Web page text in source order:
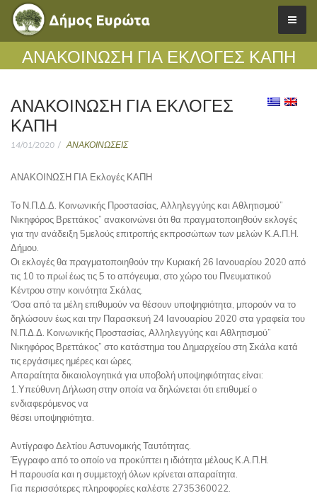
ΑΝΑΚΟΙΝΩΣΗ ΓΙΑ ΕΚΛΟΓΈΣ ΚΑΠΗ
ΑΝΑΚΟΙΝΩΣΗ ΓΙΑ ΕΚΛΟΓΈΣ
ΚΑΠΗ
14/01/2020 ΑΝΑΚΟΙΝΩΣΕΙΣ
ΑΝΑΚΟΙΝΩΣΗ ΓΙΑ Εκλογές ΚΑΠΗ
Το Ν.Π.Δ.Δ. Κοινωνικής Προστασίας, Αλληλεγγύης και Αθλητισμού”
Νικηφόρος Βρεττάκος” ανακοινώνει ότι θα πραγματοποιηθούν εκλογές
για την ανάδειξη 5μελούς επιτροπής εκπροσώπων των μελών Κ.Α.Π.Η.
Δήμου.
Οι εκλογές θα πραγματοποιηθούν την Κυριακή 26 Ιανουαρίου 2020 από
τις 10 το πρωί έως τις 5 το απόγευμα, στο χώρο του Πνευματικού
Κέντρου στην κοινότητα Σκάλας.
‘Όσα από τα μέλη επιθυμούν να θέσουν υποψηφιότητα, μπορούν να το
δηλώσουν έως και την Παρασκευή 24 Ιανουαρίου 2020 στα γραφεία του
Ν.Π.Δ.Δ. Κοινωνικής Προστασίας, Αλληλεγγύης και Αθλητισμού”
Νικηφόρος Βρεττάκος” στο κατάστημα του Δημαρχείου στη Σκάλα κατά
τις εργάσιμες ημέρες και ώρες.
Απαραίτητα δικαιολογητικά για υποβολή υποψηφιότητας είναι:
1.Υπεύθυνη Δήλωση στην οποία να δηλώνεται ότι επιθυμεί ο
ενδιαφερόμενος να
θέσει υποψηφιότητα.
Αντίγραφο Δελτίου Αστυνομικής Ταυτότητας.
Έγγραφο από το οποίο να προκύπτει η ιδιότητα μέλους Κ.Α.Π.Η.
Η παρουσία και η συμμετοχή όλων κρίνεται απαραίτητα.
Για περισσότερες πληροφορίες καλέστε 2735360022.